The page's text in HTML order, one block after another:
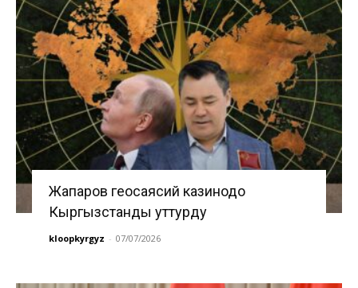
Жапаров геосаясий казинодо
Кыргызстанды уттурду
kloopkyrgyz - 07/07/2026